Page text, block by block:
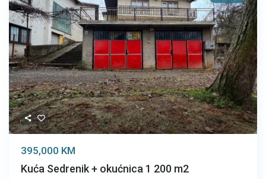
395,000 KM
Kuća Sedrenik + okućnica 1 200 m2